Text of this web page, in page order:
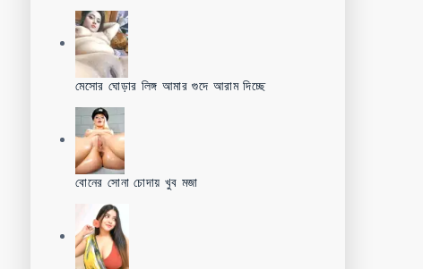
মেসোর ঘোড়ার লিঙ্গ আমার গুদে আরাম দিচ্ছে
বোনের সোনা চোদায় খুব মজা